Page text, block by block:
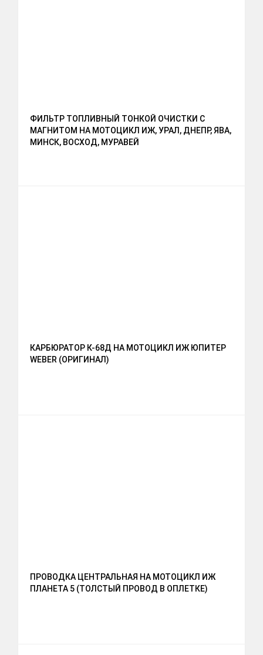
ФИЛЬТР ТОПЛИВНЫЙ ТОНКОЙ ОЧИСТКИ С
МАГНИТОМ НА МОТОЦИКЛ ИЖ, УРАЛ, ДНЕПР, ЯВА,
МИНСК, ВОСХОД, МУРАВЕЙ
КАРБЮРАТОР К-68Д НА МОТОЦИКЛ ИЖ ЮПИТЕР
WEBER (ОРИГИНАЛ)
ПРОВОДКА ЦЕНТРАЛЬНАЯ НА МОТОЦИКЛ ИЖ
ПЛАНЕТА 5 (ТОЛСТЫЙ ПРОВОД В ОПЛЕТКЕ)